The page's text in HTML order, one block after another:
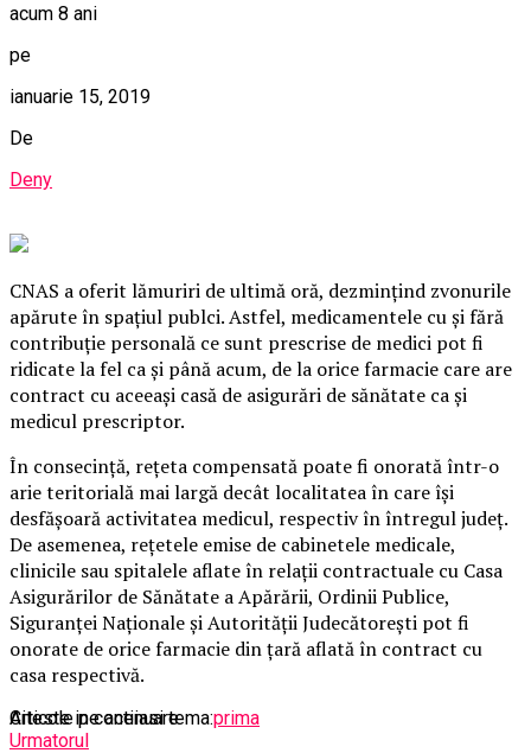
acum 8 ani
pe
ianuarie 15, 2019
De
Deny
CNAS a oferit lămuriri de ultimă oră, dezminţind zvonurile
apărute în spaţiul publci. Astfel, medicamentele cu şi fără
contribuţie personală ce sunt prescrise de medici pot fi
ridicate la fel ca şi până acum, de la orice farmacie care are
contract cu aceeaşi casă de asigurări de sănătate ca şi
medicul prescriptor.
În consecinţă, reţeta compensată poate fi onorată într-o
arie teritorială mai largă decât localitatea în care îşi
desfăşoară activitatea medicul, respectiv în întregul judeţ.
De asemenea, reţetele emise de cabinetele medicale,
clinicile sau spitalele aflate în relaţii contractuale cu Casa
Asigurărilor de Sănătate a Apărării, Ordinii Publice,
Siguranţei Naţionale şi Autorităţii Judecătoreşti pot fi
onorate de orice farmacie din ţară aflată în contract cu
casa respectivă.
Articole pe aceiasi tema:prima
Urmatorul
Citeste in continuare